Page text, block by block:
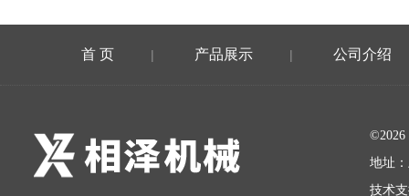
首 页 | 产品展示 | 公司介绍
地址
技术